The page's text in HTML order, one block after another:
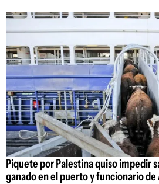
Piquete por Palestina quiso impedir
ganado en el puerto y funcionario de